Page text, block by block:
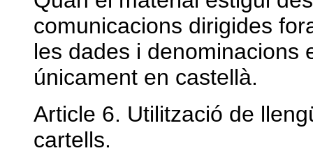
comunicacions dirigides
les dades i denominacions
únicament en castellà.
Article 6. Utilització de
cartells.